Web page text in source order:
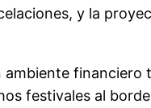
y la
financiero
festivales al